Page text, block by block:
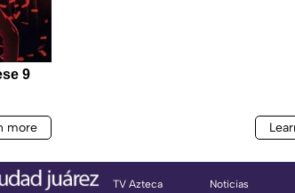
TV Azteca Noticias